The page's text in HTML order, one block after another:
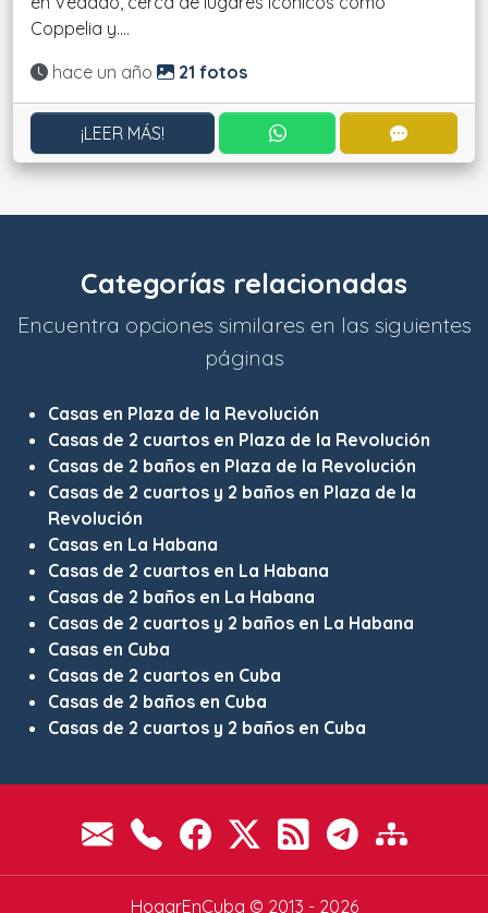
Coppelia y....
Actualizado:
hace un año 21 fotos
¡LEER MÁS! CONTACTAR POR
Categorías relacionadas
Encuentra opciones similares en las siguientes
páginas
Casas en Plaza de la Revolución
Casas de 2 cuartos en Plaza de la Revolución
Casas de 2 baños en Plaza de la Revolución
Casas de 2 cuartos y 2 baños en Plaza de la
Revolución
Casas en La Habana
Casas de 2 cuartos en La Habana
Casas de 2 baños en La Habana
Casas de 2 cuartos y 2 baños en La Habana
Casas en Cuba
Casas de 2 cuartos en Cuba
Casas de 2 baños en Cuba
Casas de 2 cuartos y 2 baños en Cuba
HogarEnCuba © 2013 - 2026